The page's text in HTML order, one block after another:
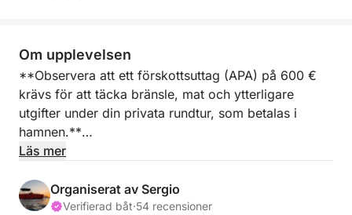
Om upplevelsen
**Observera att ett förskottsuttag (APA) på 600 €
krävs för att täcka bränsle, mat och ytterligare
utgifter under din privata rundtur, som betalas i
hamnen.**
Salinas i Torrevieja, där Medelhavet öppnar sig för
en värld av avkoppling, äventyr och frihet. Denna 8-
Läs mer
Organiserat av Sergio
Verifierad båt·54 recensioner